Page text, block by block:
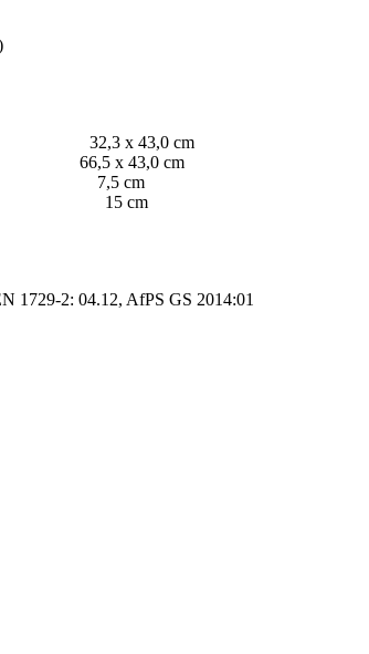
x 43,0 cm
x 43,0 cm
7,5 cm
15 cm
1729-2: 04.12, AfPS GS 2014:01